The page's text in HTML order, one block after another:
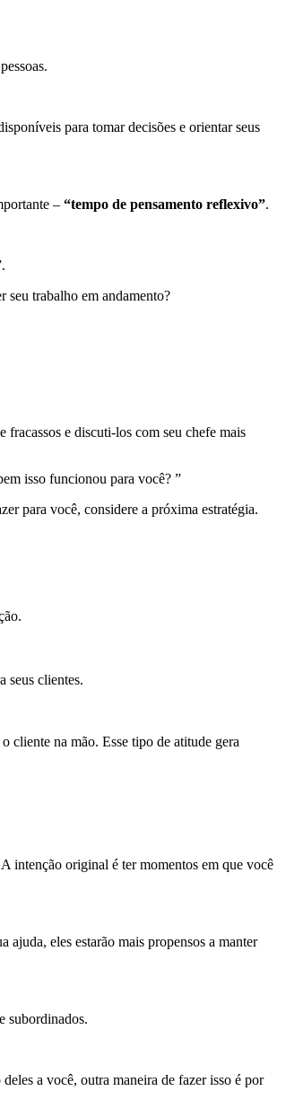
para tomar decisões e orientar seus
– “tempo de pensamento reflexivo”.
seu trabalho em andamento?
fracassos e discuti-los com seu chefe mais
isso funcionou para você? ”
para você, considere a próxima estratégia.
seus clientes.
cliente na mão. Esse tipo de atitude gera
A intenção original é ter momentos em que você
ajuda, eles estarão mais propensos a manter
subordinados.
a você, outra maneira de fazer isso é por